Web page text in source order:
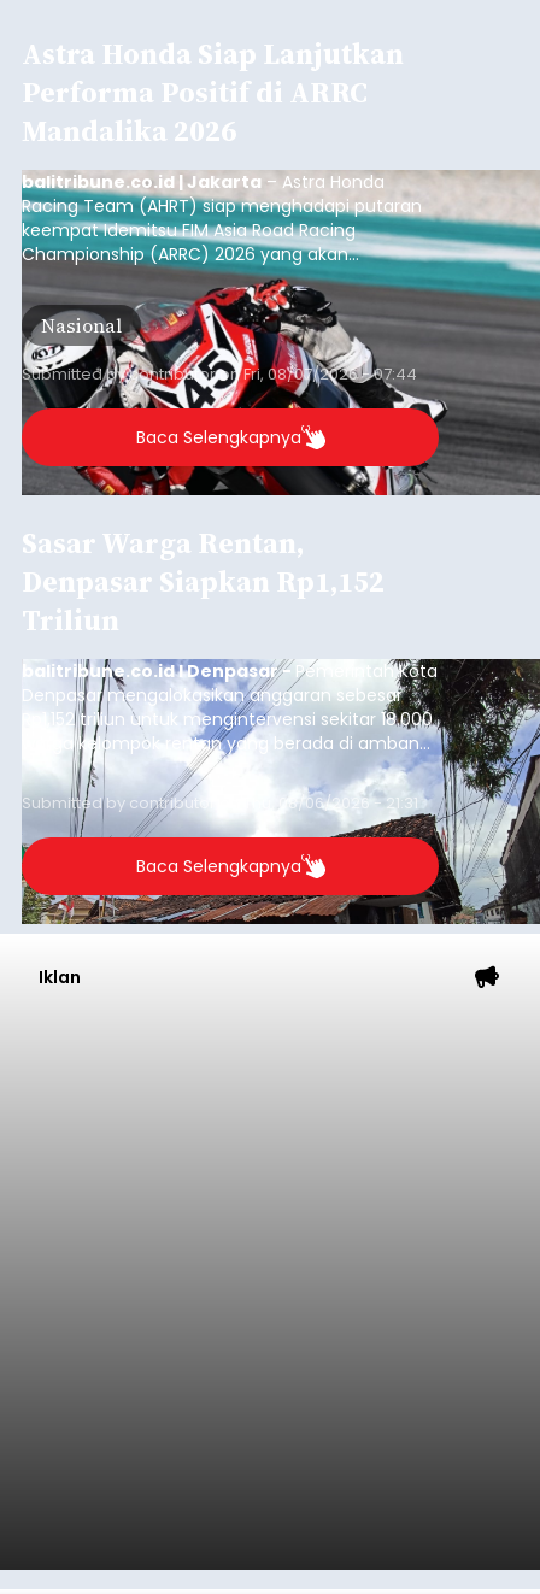
Astra Honda Siap Lanjutkan
Performa Positif di ARRC
Mandalika 2026
balitribune.co.id | Jakarta – Astra Honda
Racing Team (AHRT) siap menghadapi putaran
keempat Idemitsu FIM Asia Road Racing
Championship (ARRC) 2026 yang akan
berlangsung di Pertamina Mandalika
International Circuit, Lombok, Nusa Tenggara
Barat, pada 7–9 Agustus 2026.
Nasional
Submitted bycontributoronFri, 08/07/2026 - 07:44
Baca Selengkapnya
Sasar Warga Rentan,
Denpasar Siapkan Rp1,152
Triliun
balitribune.co.id I Denpasar - Pemerintah Kota
Denpasar mengalokasikan anggaran sebesar
Rp1,152 triliun untuk mengintervensi sekitar 18.000
warga kelompok rentan yang berada di ambang
garis kemiskinan. Langkah strategis ini diambil
guna menjaga masyarakat yang berada pada
kelompok desil 5 dan 6 tersebut agar tidak
merosot ke kategori miskin.
Submitted by contributor Thu, 08/06/2026 - 21:31
Baca Selengkapnya
Iklan